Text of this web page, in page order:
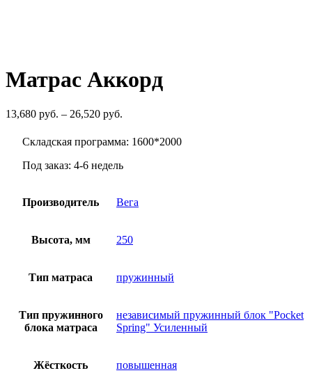
Матрас Аккорд
13,680 руб. – 26,520 руб.
13,680
–
Складская программа: 1600*2000
Под заказ: 4-6 недель
Производитель Вега
Высота, мм 250
Тип матраса пружинный
Тип пружинного
блока матраса
независимый пружинный блок "Pocket
Spring" Усиленный
Жёсткость повышенная